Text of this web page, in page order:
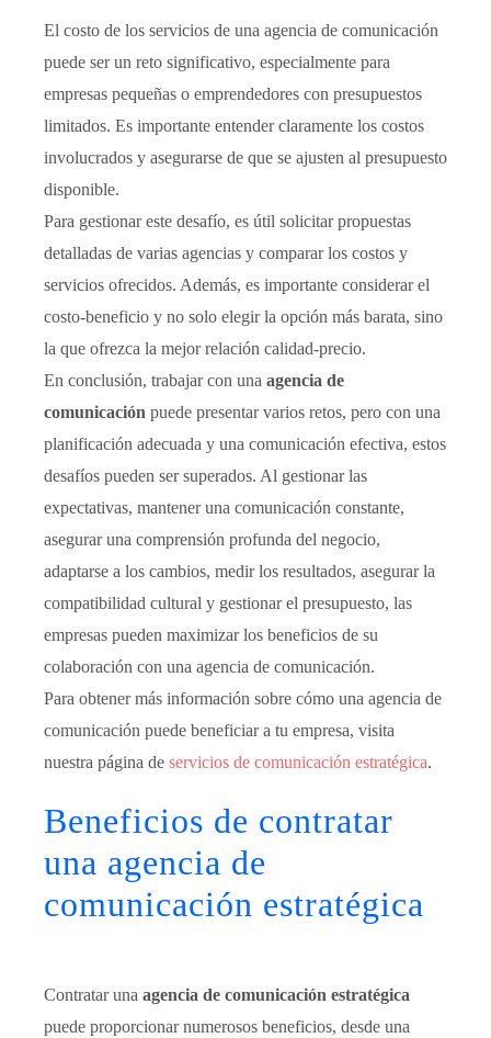
El costo de los servicios de una agencia de comunicación
puede ser un reto significativo, especialmente para
empresas pequeñas o emprendedores con presupuestos
limitados. Es importante entender claramente los costos
involucrados y asegurarse de que se ajusten al presupuesto
disponible.
Para gestionar este desafío, es útil solicitar propuestas
detalladas de varias agencias y comparar los costos y
servicios ofrecidos. Además, es importante considerar el
costo-beneficio y no solo elegir la opción más barata, sino
la que ofrezca la mejor relación calidad-precio.
En conclusión, trabajar con una agencia de
comunicación puede presentar varios retos, pero con una
planificación adecuada y una comunicación efectiva, estos
desafíos pueden ser superados. Al gestionar las
expectativas, mantener una comunicación constante,
asegurar una comprensión profunda del negocio,
adaptarse a los cambios, medir los resultados, asegurar la
compatibilidad cultural y gestionar el presupuesto, las
empresas pueden maximizar los beneficios de su
colaboración con una agencia de comunicación.
Para obtener más información sobre cómo una agencia de
comunicación puede beneficiar a tu empresa, visita
nuestra página de servicios de comunicación estratégica.
Beneficios de contratar
una agencia de
comunicación estratégica
Contratar una agencia de comunicación estratégica
puede proporcionar numerosos beneficios, desde una